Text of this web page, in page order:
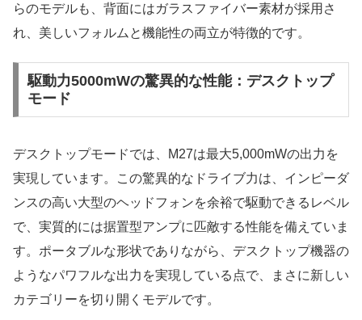
らのモデルも、背面にはガラスファイバー素材が採用さ
れ、美しいフォルムと機能性の両立が特徴的です。
駆動力5000mWの驚異的な性能：デスクトップ
モード
デスクトップモードでは、M27は最大5,000mWの出力を
実現しています。この驚異的なドライブ力は、インピーダ
ンスの高い大型のヘッドフォンを余裕で駆動できるレベル
で、実質的には据置型アンプに匹敵する性能を備えていま
す。ポータブルな形状でありながら、デスクトップ機器の
ようなパワフルな出力を実現している点で、まさに新しい
カテゴリーを切り開くモデルです。